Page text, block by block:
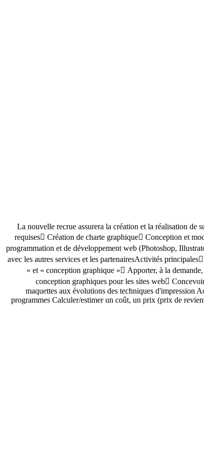
La nouvelle recrue assurera la création et la réalisation de
requises Création de charte graphique Conception et
programmation et de développement web (Photoshop,
avec les autres services et les partenairesActivités
» et « conception graphique » Apporter, à la
conception graphiques pour les sites web
maquettes aux évolutions des techniques d'impression
programmes Calculer/estimer un coût, un prix (prix de